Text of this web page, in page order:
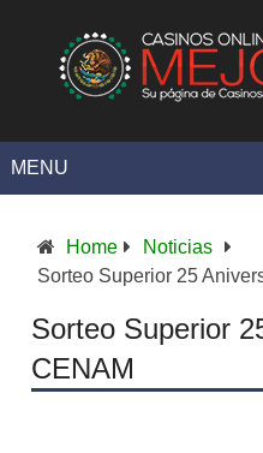
MENU
Home
Noticias
Sorteo Superior 25
Sorteo Superior
CENAM